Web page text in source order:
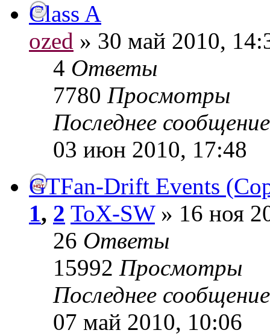
Class A
ozed » 30 май 2010,
4 Ответы
7780 Просмотры
Последнее
03 июн 2010, 17:48
GTFan-Drift Events
1, 2 ToX-SW» 16 ноя
26 Ответы
15992 Просмотры
Последнее
07 май 2010, 10:06